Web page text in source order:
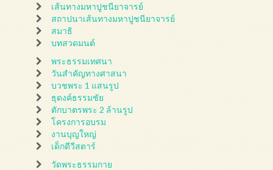
เส้นทางมหาปูชนียาจารย์
สถาปนาเส้นทางมหาปูชนียาจารย์
สมาธิ
บทสวดมนต์
พระธรรมเทศนา
วันสำคัญทางศาสนา
บวชพระ 1 แสนรูป
ธุดงค์ธรรมชัย
ตักบาตรพระ 2 ล้านรูป
โครงการอบรม
งานบุญใหญ่
เด็กดีวีสตาร์
วัดพระธรรมกาย